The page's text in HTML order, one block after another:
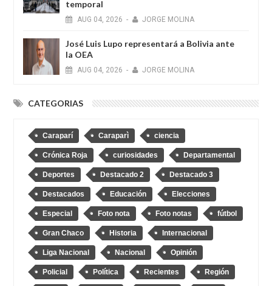
temporal
AUG 04, 2026 - JORGE MOLINA
José Luis Lupo representará a Bolivia ante
la OEA
AUG 04, 2026 - JORGE MOLINA
CATEGORIAS
Caraparí Caraparì ciencia
Crónica Roja curiosidades Departamental
Deportes Destacado 2 Destacado 3
Destacados Educación Elecciones
Especial Foto nota Foto notas fútbol
Gran Chaco Historia Internacional
Liga Nacional Nacional Opinión
Policial Política Recientes Región